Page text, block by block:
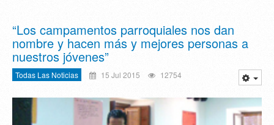
“Los campamentos parroquiales nos dan
nombre y hacen más y mejores personas a
nuestros jóvenes”
Todas Las Noticias 15 Jul 2015 12754